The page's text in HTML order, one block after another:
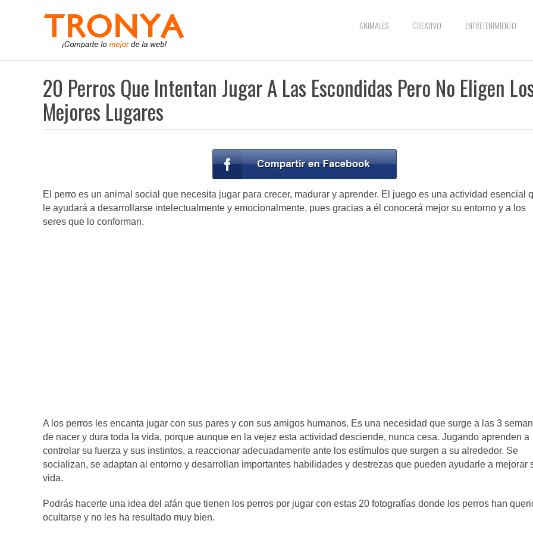
ANIMALES CREATIVO ENTRETENIMIENTO
20 Perros Que Intentan Jugar A Las Escondidas Pero No Eligen
Mejores Lugares
El perro es un animal social que necesita jugar para crecer, madurar y aprender. El juego es una actividad esencial
le ayudará a desarrollarse intelectualmente y emocionalmente, pues gracias a él conocerá mejor su entorno y a los
seres que lo conforman.
A los perros les encanta jugar con sus pares y con sus amigos humanos. Es una necesidad que surge a las 3
de nacer y dura toda la vida, porque aunque en la vejez esta actividad desciende, nunca cesa. Jugando aprenden a
controlar su fuerza y sus instintos, a reaccionar adecuadamente ante los estímulos que surgen a su alrededor. Se
socializan, se adaptan al entorno y desarrollan importantes habilidades y destrezas que pueden ayudarle a mejorar
vida.
Podrás hacerte una idea del afán que tienen los perros por jugar con estas 20 fotografías donde los perros han
ocultarse y no les ha resultado muy bien.